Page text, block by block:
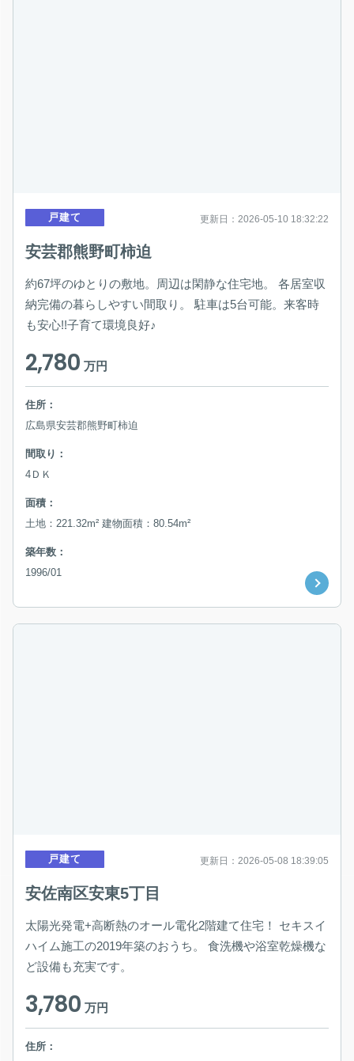
戸建て 更新日：2026-05-10 18:32:22
安芸郡熊野町柿迫
約67坪のゆとりの敷地。周辺は閑静な住宅地。 各居室収
納完備の暮らしやすい間取り。 駐車は5台可能。来客時
も安心!!子育て環境良好♪
2,780万円
住所：
広島県安芸郡熊野町柿迫
間取り：
4ＤＫ
面積：
土地：221.32m² 建物面積：80.54m²
築年数：
1996/01
戸建て 更新日：2026-05-08 18:39:05
安佐南区安東5丁目
太陽光発電+高断熱のオール電化2階建て住宅！ セキスイ
ハイム施工の2019年築のおうち。 食洗機や浴室乾燥機な
ど設備も充実です。
3,780万円
住所：